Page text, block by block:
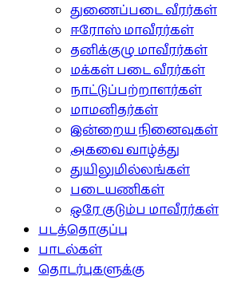
துணைப்படை வீரர்கள்
ஈரோஸ் மாவீரர்கள்
தனிக்குழு மாவீரர்கள்
மக்கள் படை வீரர்கள்
நாட்டுப்பற்றாளர்கள்
மாமனிதர்கள்
இன்றைய நினைவுகள்
அகவை வாழ்த்து
துயிலுமில்லங்கள்
படையணிகள்
ஒரே குடும்ப மாவீரர்கள்
படத்தொகுப்பு
பாடல்கள்
தொடர்புகளுக்கு